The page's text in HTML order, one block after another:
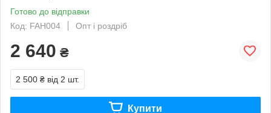
Готово до відправки
Код: FAH004
Опт і роздріб
2 640 ₴
2 500 ₴ від 2 шт.
Купити